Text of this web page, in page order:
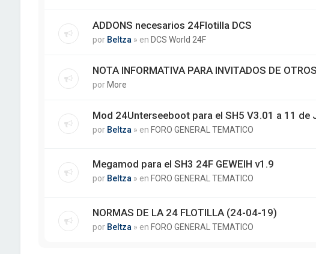
ADDONS necesarios 24Flotilla DCS
por Beltza » en DCS World 24F
NOTA INFORMATIVA PARA INVITADOS DE
por More
Mod 24Unterseeboot para el SH5 V3.01 a 11 de
por Beltza » en FORO GENERAL TEMATICO
Megamod para el SH3 24F GEWEIH v1.9
por Beltza » en FORO GENERAL TEMATICO
NORMAS DE LA 24 FLOTILLA (24-04-19)
por Beltza » en FORO GENERAL TEMATICO